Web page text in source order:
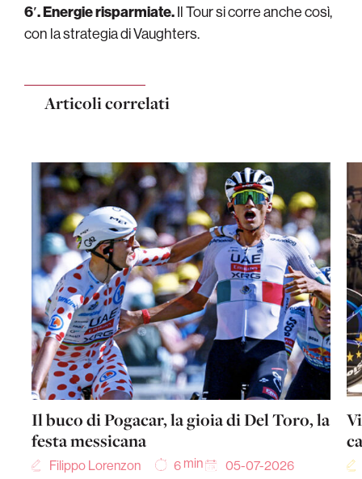
6′. Energie risparmiate.Il Tour si corre anche così,
con la strategia di Vaughters.
Articoli correlati
Il buco di Pogacar, la gioia di Del Toro, la
festa messicana
Filippo Lorenzon 6 min 05-07-2026